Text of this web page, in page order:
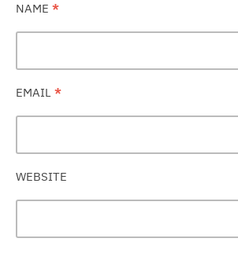
NAME *
EMAIL *
WEBSITE